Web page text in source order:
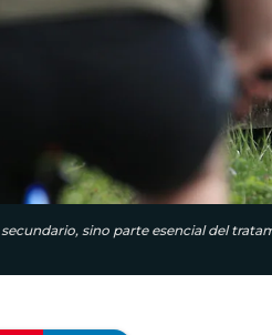
sino parte esencial del